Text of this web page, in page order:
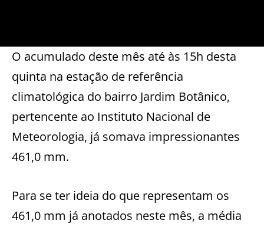
O acumulado deste mês até às 15h desta
quinta na estação de referência
climatológica do bairro Jardim Botânico,
pertencente ao Instituto Nacional de
Meteorologia, já somava impressionantes
461,0 mm.
Para se ter ideia do que representam os
461,0 mm já anotados neste mês, a média